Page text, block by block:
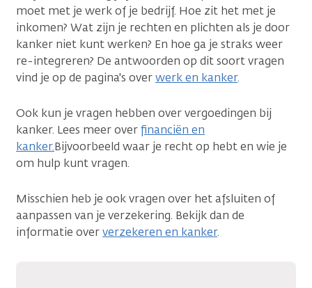
moet met je werk of je bedrijf. Hoe zit het met je
inkomen? Wat zijn je rechten en plichten als je door
kanker niet kunt werken? En hoe ga je straks weer
re-integreren? De antwoorden op dit soort vragen
vind je op de pagina's overwerk en kanker.
Ook kun je vragen hebben over vergoedingen bij
kanker. Lees meer overfinanciën en
kanker.Bijvoorbeeld waar je recht op hebt en wie je
om hulp kunt vragen.
Misschien heb je ook vragen over het afsluiten of
aanpassen van je verzekering. Bekijk dan de
informatie oververzekeren en kanker.